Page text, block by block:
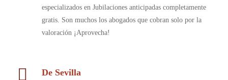
especializados en Jubilaciones anticipadas completamente
gratis. Son muchos los abogados que cobran solo por la
valoración ¡Aprovecha!
De Sevilla